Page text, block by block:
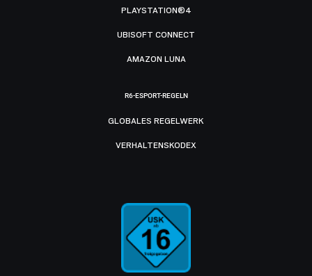
PLAYSTATION®4
UBISOFT CONNECT
AMAZON LUNA
R6-ESPORT-REGELN
GLOBALES REGELWERK
VERHALTENSKODEX